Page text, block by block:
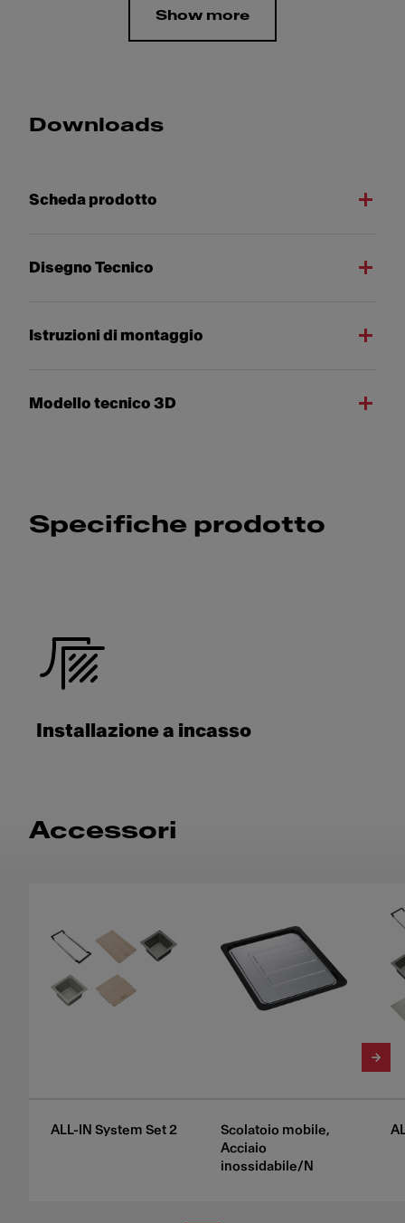
Show more
Downloads
Scheda prodotto
Disegno Tecnico
Istruzioni di montaggio
Modello tecnico 3D
Specifiche prodotto
Installazione a incasso
Accessori
ALL-IN System Set 2
Scolatoio mobile,
Acciaio
inossidabile/N